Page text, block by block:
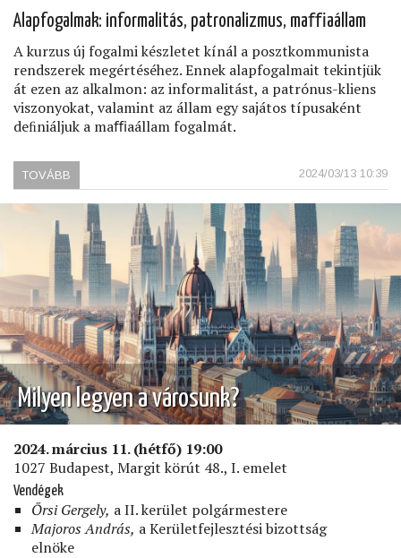
Alapfogalmak: informalitás, patronalizmus, maﬃaállam
A kurzus új fogalmi készletet kínál a posztkommunista
rendszerek megértéséhez. Ennek alapfogalmait tekintjük
át ezen az alkalmon: az informalitást, a patrónus-kliens
viszonyokat, valamint az állam egy sajátos típusaként
deﬁniáljuk a maﬃaállam fogalmát.
2024/03/13 10:39
TOVÁBB
POSZTKOMMUNISTA
RENDSZEREK
ANATÓMIÁJA,
ELŐADÁS)
Milyen legyen a városunk?
2024. március 11. (hétfő) 19:00
1027 Budapest, Margit körút 48., I. emelet
Vendégek
Őrsi Gergely, a II. kerület polgármestere
Majoros András, a Kerületfejlesztési bizottság
elnöke